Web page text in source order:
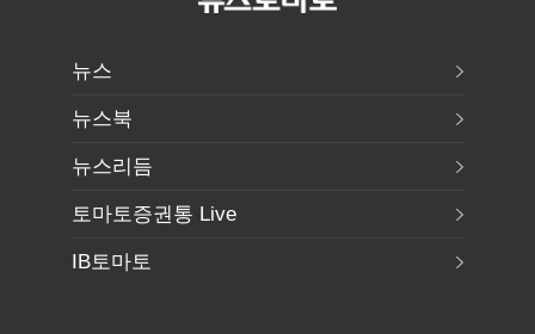
뉴스
뉴스북
뉴스리듬
토마토증권통 Live
IB토마토